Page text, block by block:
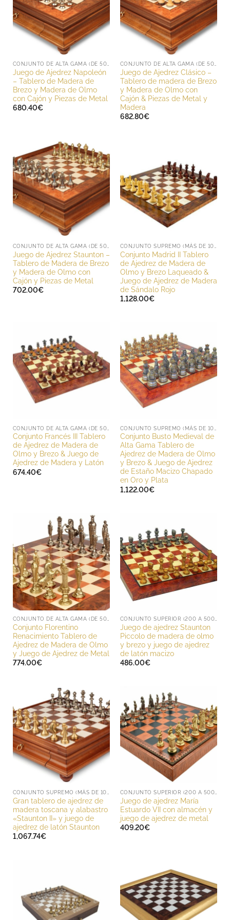
Juego de Ajedrez Napoleón
– Tablero de Madera de
Brezo y Madera de Olmo
con Cajón y Piezas de Metal
680.40€
Juego de Ajedrez Clásico –
Tablero de madera de Brezo
y Madera de Olmo con
Cajón & Piezas de Metal y
Madera
682.80€
Juego de Ajedrez Staunton –
Tablero de Madera de Brezo
y Madera de Olmo con
Cajón y Piezas de Metal
702.00€
Conjunto Madrid II Tablero
de Ajedrez de Madera de
Olmo y Brezo Laqueado &
Juego de Ajedrez de Madera
de Sándalo Rojo
1,128.00€
Conjunto Francés III Tablero
de Ajedrez de Madera de
Olmo y Brezo & Juego de
Ajedrez de Madera y Latón
674.40€
Conjunto Busto Medieval de
Alta Gama Tablero de
Ajedrez de Madera de Olmo
y Brezo & Juego de Ajedrez
de Estaño Macizo Chapado
en Oro y Plata
1,122.00€
Conjunto Florentino
Renacimiento Tablero de
Ajedrez de Madera de Olmo
y Juego de Ajedrez de Metal
774.00€
Juego de ajedrez Staunton
Piccolo de madera de olmo
y brezo y juego de ajedrez
de latón macizo
486.00€
Gran tablero de ajedrez de
madera toscana y alabastro
«Staunton II» y juego de
ajedrez de latón Staunton
1,067.74€
Juego de ajedrez María
Estuardo VII con almacén y
juego de ajedrez de metal
409.20€